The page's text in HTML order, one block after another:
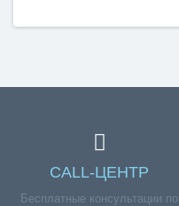
CALL-ЦЕНТР
Бесплатные консультации по